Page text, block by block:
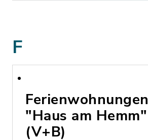
F
Ferienwohnungen
"Haus am Hemm"
(V+B)